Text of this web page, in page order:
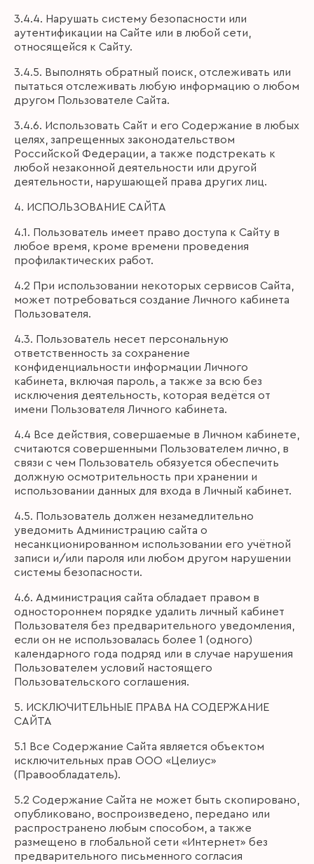
3.4.4. Нарушать систему безопасности или
аутентификации на Сайте или в любой сети,
относящейся к Сайту.
3.4.5. Выполнять обратный поиск, отслеживать или
пытаться отслеживать любую информацию о любом
другом Пользователе Сайта.
3.4.6. Использовать Сайт и его Содержание в любых
целях, запрещенных законодательством
Российской Федерации, а также подстрекать к
любой незаконной деятельности или другой
деятельности, нарушающей права других лиц.
4. ИСПОЛЬЗОВАНИЕ САЙТА
4.1. Пользователь имеет право доступа к Сайту в
любое время, кроме времени проведения
профилактических работ.
4.2 При использовании некоторых сервисов Сайта,
может потребоваться создание Личного кабинета
Пользователя.
4.3. Пользователь несет персональную
ответственность за сохранение
конфиденциальности информации Личного
кабинета, включая пароль, а также за всю без
исключения деятельность, которая ведётся от
имени Пользователя Личного кабинета.
4.4 Все действия, совершаемые в Личном кабинете,
считаются совершенными Пользователем лично, в
связи с чем Пользователь обязуется обеспечить
должную осмотрительность при хранении и
использовании данных для входа в Личный кабинет.
4.5. Пользователь должен незамедлительно
уведомить Администрацию сайта о
несанкционированном использовании его учётной
записи и/или пароля или любом другом нарушении
системы безопасности.
4.6. Администрация сайта обладает правом в
одностороннем порядке удалить личный кабинет
Пользователя без предварительного уведомления,
если он не использовалась более 1 (одного)
календарного года подряд или в случае нарушения
Пользователем условий настоящего
Пользовательского соглашения.
5. ИСКЛЮЧИТЕЛЬНЫЕ ПРАВА НА СОДЕРЖАНИЕ
САЙТА
5.1 Все Содержание Сайта является объектом
исключительных прав ООО «Целиус»
(Правообладатель).
5.2 Содержание Сайта не может быть скопировано,
опубликовано, воспроизведено, передано или
распространено любым способом, а также
размещено в глобальной сети «Интернет» без
предварительного письменного согласия